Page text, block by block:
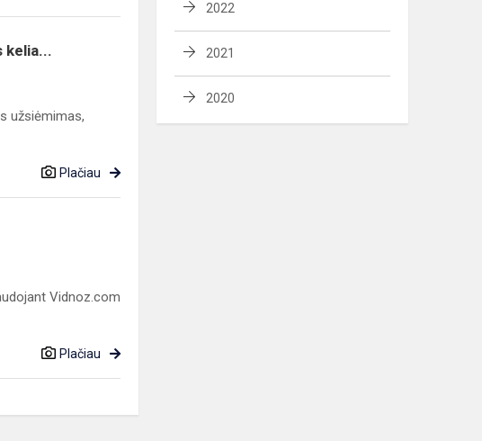
kelia...
užsiėmimas,
Plačiau
Vidnoz.com
Plačiau
2022
2021
2020